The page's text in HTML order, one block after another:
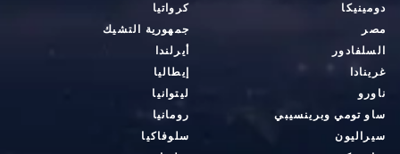
دومينيكا
مصر
السلفادور
غرينادا
ناورو
ساو تومي وبرينسيبي
سيراليون
كرواتيا
جمهورية التشيك
أيرلندا
إيطاليا
ليتوانيا
رومانيا
سلوفاكيا